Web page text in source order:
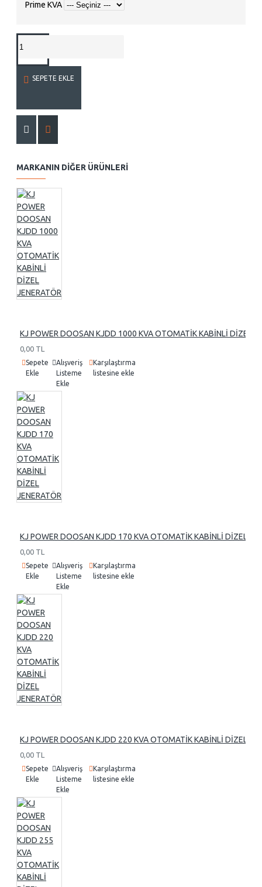
Prime KVA
SEPETE EKLE
MARKANIN DIĞER ÜRÜNLERI
KJ POWER DOOSAN KJDD 1000 KVA OTOMATİK KABİNLİ DİZEL
0,00 TL
Sepete
Ekle
Alışveriş
Listeme
Ekle
Karşılaştırma
listesine ekle
KJ POWER DOOSAN KJDD 170 KVA OTOMATİK KABİNLİ DİZEL
0,00 TL
Sepete
Ekle
Alışveriş
Listeme
Ekle
Karşılaştırma
listesine ekle
KJ POWER DOOSAN KJDD 220 KVA OTOMATİK KABİNLİ DİZEL
0,00 TL
Sepete
Ekle
Alışveriş
Listeme
Ekle
Karşılaştırma
listesine ekle